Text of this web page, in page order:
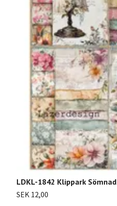
LDKL-1842 Klippark Sömnad
SEK 12,00